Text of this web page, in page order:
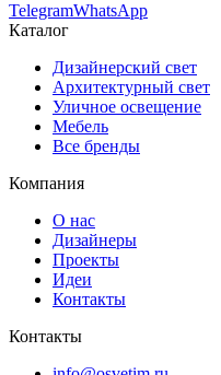
TelegramWhatsApp
Каталог
Дизайнерский свет
Архитектурный свет
Уличное освещение
Мебель
Все бренды
Компания
О нас
Дизайнеры
Проекты
Идеи
Контакты
Контакты